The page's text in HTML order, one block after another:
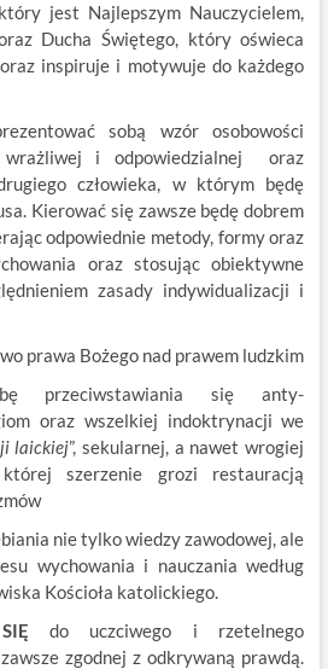
jest Najlepszym Nauczycielem,
Ducha Świętego, który oświeca
inspiruje i motywuje do każdego
sobą wzór osobowości
i odpowiedzialnej oraz
człowieka, w którym będę
Kierować się zawsze będę dobrem
odpowiednie metody, formy oraz
oraz stosując obiektywne
zasady indywidualizacji i
prawa Bożego nad prawem ludzkim
przeciwstawiania się anty-
oraz wszelkiej indoktrynacji we
laickiej”, sekularnej, a nawet wrogiej
szerzenie grozi restauracją
nie tylko wiedzy zawodowej, ale
wychowania i nauczania według
Kościoła katolickiego.
do uczciwego i rzetelnego
zgodnej z odkrywaną prawdą.